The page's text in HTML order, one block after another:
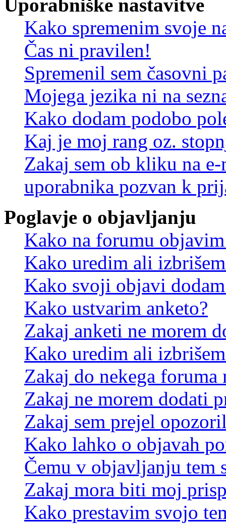
Uporabniške nastavitve
Kako spremenim svoje
Čas ni pravilen!
Spremenil sem časovni
Mojega jezika ni na
Kako dodam podobo
Kaj je moj rang oz.
Zakaj sem ob kliku na
uporabnika pozvan k
Poglavje o objavljanju
Kako na forumu
Kako uredim ali
Kako svoji objavi
Kako ustvarim anketo?
Zakaj anketi ne morem
Kako uredim ali
Zakaj do nekega foruma
Zakaj ne morem dodati
Zakaj sem prejel
Kako lahko o objavah
Čemu v objavljanju tem
Zakaj mora biti moj
Kako prestavim svojo